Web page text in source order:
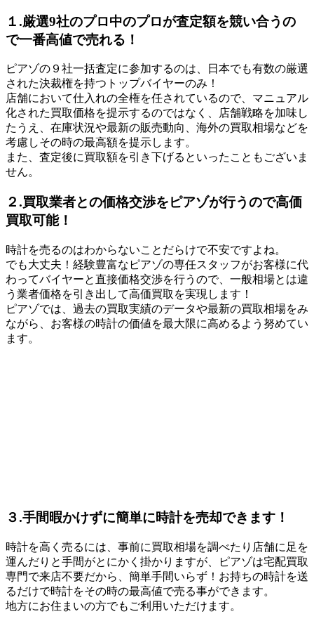
１.厳選9社のプロ中のプロが査定額を競い合うの
で一番高値で売れる！
ピアゾの９社一括査定に参加するのは、日本でも有数の厳選
された決裁権を持つトップバイヤーのみ！
店舗において仕入れの全権を任されているので、マニュアル
化された買取価格を提示するのではなく、店舗戦略を加味し
たうえ、在庫状況や最新の販売動向、海外の買取相場などを
考慮しその時の最高額を提示します。
また、査定後に買取額を引き下げるといったこともございま
せん。
２.買取業者との価格交渉をピアゾが行うので高価
買取可能！
時計を売るのはわからないことだらけで不安ですよね。
でも大丈夫！経験豊富なピアゾの専任スタッフがお客様に代
わってバイヤーと直接価格交渉を行うので、一般相場とは違
う業者価格を引き出して高価買取を実現します！
ピアゾでは、過去の買取実績のデータや最新の買取相場をみ
ながら、お客様の時計の価値を最大限に高めるよう努めてい
ます。
３.手間暇かけずに簡単に時計を売却できます！
時計を高く売るには、事前に買取相場を調べたり店舗に足を
運んだりと手間がとにかく掛かりますが、ピアゾは宅配買取
専門で来店不要だから、簡単手間いらず！お持ちの時計を送
るだけで時計をその時の最高値で売る事ができます。
地方にお住まいの方でもご利用いただけます。